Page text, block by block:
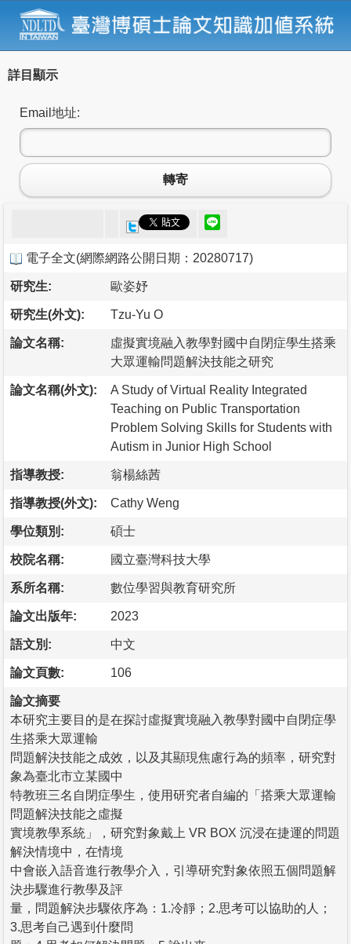
詳目顯示
Email地址:
轉寄
電子全文(網際網路公開日期：20280717)
研究生: 歐姿妤
研究生(外文): Tzu-Yu O
論文名稱:
虛擬實境融入教學對國中自閉症學生搭乘
大眾運輸問題解決技能之研究
論文名稱(外文):
A Study of Virtual Reality Integrated
Teaching on Public Transportation
Problem Solving Skills for Students with
Autism in Junior High School
指導教授: 翁楊絲茜
指導教授(外文): Cathy Weng
學位類別: 碩士
校院名稱: 國立臺灣科技大學
系所名稱: 數位學習與教育研究所
論文出版年: 2023
語文別: 中文
論文頁數: 106
論文摘要
本研究主要目的是在探討虛擬實境融入教學對國中自閉症學
生搭乘大眾運輸
問題解決技能之成效，以及其顯現焦慮行為的頻率，研究對
象為臺北市立某國中
特教班三名自閉症學生，使用研究者自編的「搭乘大眾運輸
問題解決技能之虛擬
實境教學系統」，研究對象戴上 VR BOX 沉浸在捷運的問題
解決情境中，在情境
中會嵌入語音進行教學介入，引導研究對象依照五個問題解
決步驟進行教學及評
量，問題解決步驟依序為：1.冷靜；2.思考可以協助的人；
3.思考自己遇到什麼問